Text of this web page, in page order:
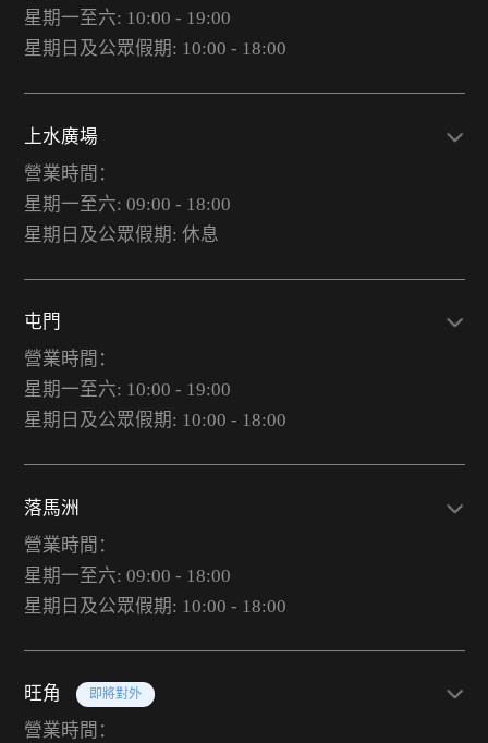
星期一至六: 10:00 - 19:00
星期日及公眾假期: 10:00 - 18:00
上水廣場
營業時間：
星期一至六: 09:00 - 18:00
星期日及公眾假期: 休息
屯門
營業時間：
星期一至六: 10:00 - 19:00
星期日及公眾假期: 10:00 - 18:00
落馬洲
營業時間：
星期一至六: 09:00 - 18:00
星期日及公眾假期: 10:00 - 18:00
旺角 即將對外
營業時間：